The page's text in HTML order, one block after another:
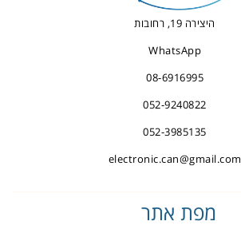
היצירה 19, רחובות
WhatsApp
08-6916995
052-9240822
052-3985135
electronic.can@gmail.com
מפת אתר